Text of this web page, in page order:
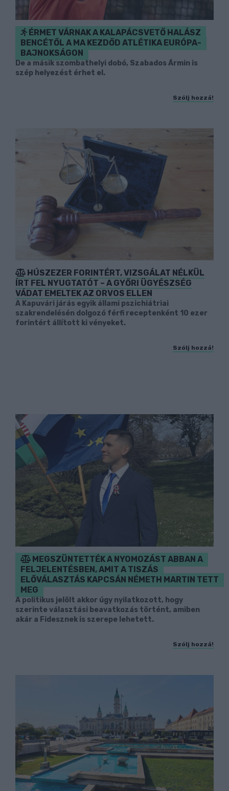
ÉRMET VÁRNAK A KALAPÁCSVETŐ HALÁSZ
BENCÉTŐL A MA KEZDŐD ATLÉTIKA EURÓPA-
BAJNOKSÁGON
De a másik szombathelyi dobó, Szabados Ármin is
szép helyezést érhet el.
Szólj hozzá!
HÚSZEZER FORINTÉRT, VIZSGÁLAT NÉLKÜL
ÍRT FEL NYUGTATÓT – A GYŐRI ÜGYÉSZSÉG
VÁDAT EMELTEK AZ ORVOS ELLEN
A Kapuvári járás egyik állami pszichiátriai
szakrendelésén dolgozó férfi receptenként 10 ezer
forintért állított ki vényeket.
Szólj hozzá!
MEGSZÜNTETTÉK A NYOMOZÁST ABBAN A
FELJELENTÉSBEN, AMIT A TISZÁS
ELŐVÁLASZTÁS KAPCSÁN NÉMETH MARTIN TETT
MEG
A politikus jelölt akkor úgy nyilatkozott, hogy
szerinte választási beavatkozás történt, amiben
akár a Fidesznek is szerepe lehetett.
Szólj hozzá!